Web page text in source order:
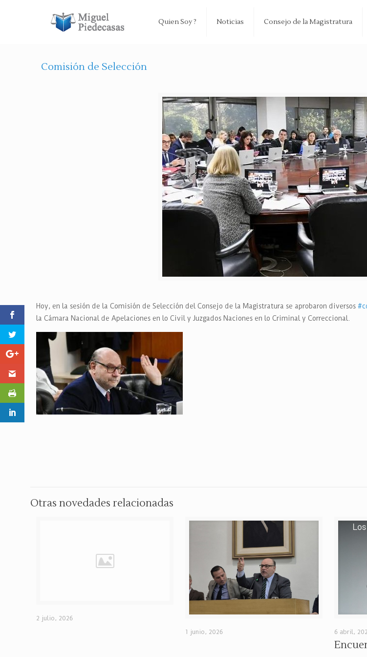
Quien Soy ? Noticias Consejo de la Magistratura
Comisión de Selección
Hoy, en la sesión de la Comisión de Selección del Consejo de la Magistratura se aprobaron diversos
la Cámara Nacional de Apelaciones en lo Civil y Juzgados Naciones en lo Criminal y Correccional.
Otras novedades relacionadas
2 julio, 2026
1 junio, 2026
6 abril,